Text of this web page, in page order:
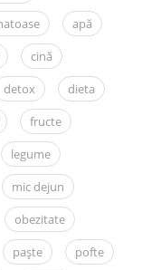
apă
cină
detox
dieta
fructe
legume
mic dejun
obezitate
paște
pofte